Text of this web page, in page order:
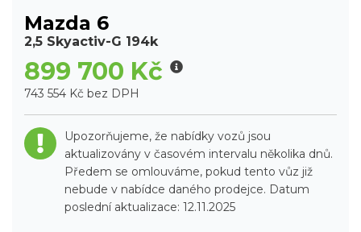
Mazda 6
2,5 Skyactiv-G 194k
899 700 Kč
743 554 Kč bez DPH
Upozorňujeme, že nabídky vozů jsou
aktualizovány v časovém intervalu několika dnů.
Předem se omlouváme, pokud tento vůz již
nebude v nabídce daného prodejce. Datum
poslední aktualizace: 12.11.2025